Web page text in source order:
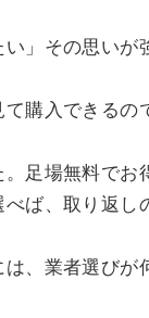
い」その思い
購入できるの
足場無料でお
ば、取り返し
、業者選びが